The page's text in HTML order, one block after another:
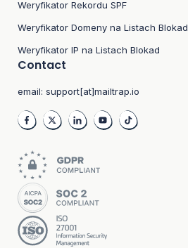
Weryfikator Rekordu SPF
Weryfikator Domeny na Listach Blokad
Weryfikator IP na Listach Blokad
Contact
email: support[at]mailtrap.io